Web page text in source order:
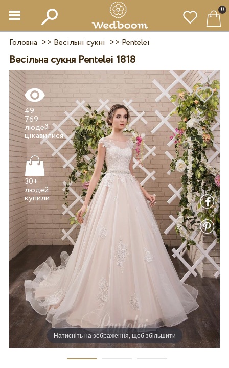
0
Головна >> Весільні сукні >> Pentelei
Весільна сукня Pentelei 1818
Натисніть на зображення, щоб збільшити
49
769
людей
цікавилися
30+
людей
купили